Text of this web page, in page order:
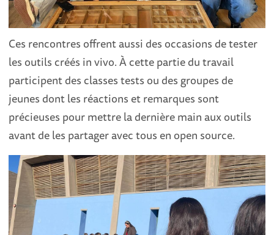
Ces rencontres offrent aussi des occasions de tester
les outils créés in vivo. À cette partie du travail
participent des classes tests ou des groupes de
jeunes dont les réactions et remarques sont
précieuses pour mettre la dernière main aux outils
avant de les partager avec tous en open source.